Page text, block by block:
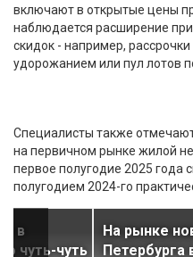
включают в открытые цены
наблюдается расширение
скидок - например,
удорожанием или пул лотов
Специалисты также
на первичном рынке жилой
первое полугодие 2025 года
полугодием 2024-го
в
чуть-чуть
На рынке
Петербурга